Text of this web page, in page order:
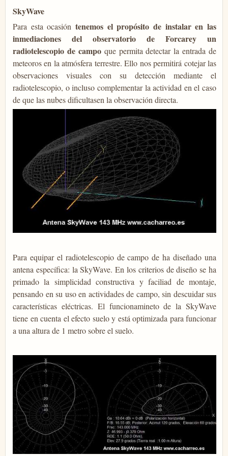
SkyWave
Para esta ocasión tenemos el propósito de instalar en las
inmediaciones del observatorio de Forcarey un
radiotelescopio de campoque permita detectar la entrada de
meteoros en la atmósfera terrestre. Ello nos permitirá cotejar las
observaciones visuales con su detección mediante el
radiotelescopio, o incluso complementar la actividad en el caso
de que las nubes dificultasen la observación directa.
Para equipar el radiotelescopio de campo de ha diseñado una
antena específica: la SkyWave. En los criterios de diseño se ha
primado la simplicidad constructiva y faciliad de montaje,
pensando en su uso en actividades de campo, sin descuidar sus
características eléctricas. El funcionamineto de la SkyWave
tiene en cuenta el efecto suelo y está optimizada para funcionar
a una altura de 1 metro sobre el suelo.